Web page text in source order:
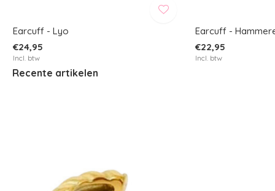
Earcuff - Lyo
€24,95
Incl. btw
Earcuff -
€22,95
Incl. btw
Recente artikelen